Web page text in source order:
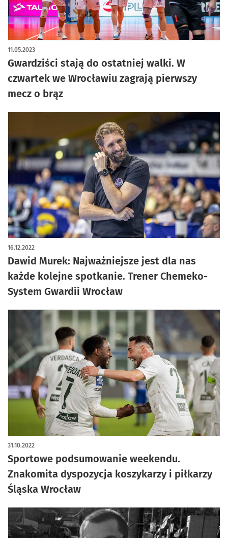
Gwardziści stają do ostatniej walki. W
czwartek we Wrocławiu zagrają pierwszy
mecz o brąz
11.05.2023
Dawid Murek: Najważniejsze jest dla nas
każde kolejne spotkanie. Trener Chemeko-
System Gwardii Wrocław
16.12.2022
Sportowe podsumowanie weekendu.
Znakomita dyspozycja koszykarzy i piłkarzy
Śląska Wrocław
31.10.2022